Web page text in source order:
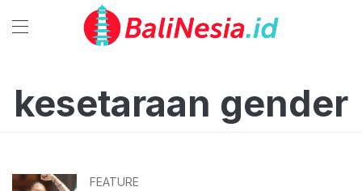
kesetaraan gender
FEATURE